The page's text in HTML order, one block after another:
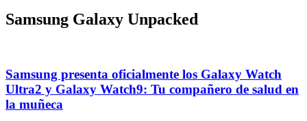
Samsung Galaxy Unpacked
Samsung presenta oficialmente los Galaxy Watch
Ultra2 y Galaxy Watch9: Tu compañero de salud en
la muñeca